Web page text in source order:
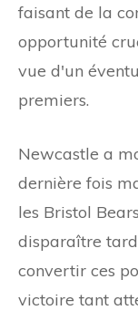
faisant de la
opportunité
vue d'un
premiers.
Newcastle a
dernière fois
les Bristol
disparaître
convertir ces
victoire tant